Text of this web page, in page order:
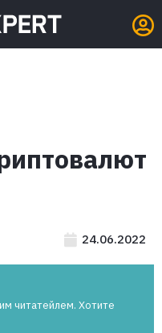
24.06.2022
читатейлем. Хотите